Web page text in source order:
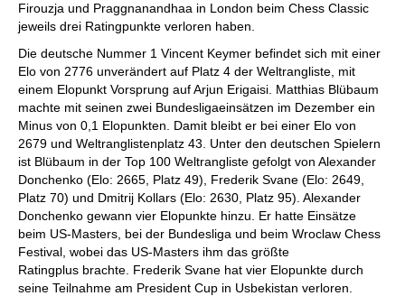
Firouzja und Praggnanandhaa in London beim Chess Classic
jeweils drei Ratingpunkte verloren haben.
Die deutsche Nummer 1 Vincent Keymer befindet sich mit einer
Elo von 2776 unverändert auf Platz 4 der Weltrangliste, mit
einem Elopunkt Vorsprung auf Arjun Erigaisi. Matthias Blübaum
machte mit seinen zwei Bundesligaeinsätzen im Dezember ein
Minus von 0,1 Elopunkten. Damit bleibt er bei einer Elo von
2679 und Weltranglistenplatz 43. Unter den deutschen Spielern
ist Blübaum in der Top 100 Weltrangliste gefolgt von Alexander
Donchenko (Elo: 2665, Platz 49), Frederik Svane (Elo: 2649,
Platz 70) und Dmitrij Kollars (Elo: 2630, Platz 95). Alexander
Donchenko gewann vier Elopunkte hinzu. Er hatte Einsätze
beim US-Masters, bei der Bundesliga und beim Wroclaw Chess
Festival, wobei das US-Masters ihm das größte
Ratingplus brachte. Frederik Svane hat vier Elopunkte durch
seine Teilnahme am President Cup in Usbekistan verloren.